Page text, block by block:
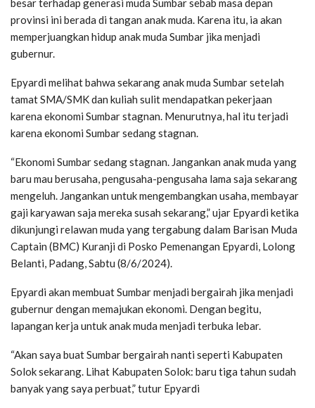
besar terhadap generasi muda Sumbar sebab masa depan
provinsi ini berada di tangan anak muda. Karena itu, ia akan
memperjuangkan hidup anak muda Sumbar jika menjadi
gubernur.
Epyardi melihat bahwa sekarang anak muda Sumbar setelah
tamat SMA/SMK dan kuliah sulit mendapatkan pekerjaan
karena ekonomi Sumbar stagnan. Menurutnya, hal itu terjadi
karena ekonomi Sumbar sedang stagnan.
“Ekonomi Sumbar sedang stagnan. Jangankan anak muda yang
baru mau berusaha, pengusaha-pengusaha lama saja sekarang
mengeluh. Jangankan untuk mengembangkan usaha, membayar
gaji karyawan saja mereka susah sekarang,” ujar Epyardi ketika
dikunjungi relawan muda yang tergabung dalam Barisan Muda
Captain (BMC) Kuranji di Posko Pemenangan Epyardi, Lolong
Belanti, Padang, Sabtu (8/6/2024).
Epyardi akan membuat Sumbar menjadi bergairah jika menjadi
gubernur dengan memajukan ekonomi. Dengan begitu,
lapangan kerja untuk anak muda menjadi terbuka lebar.
“Akan saya buat Sumbar bergairah nanti seperti Kabupaten
Solok sekarang. Lihat Kabupaten Solok: baru tiga tahun sudah
banyak yang saya perbuat,” tutur Epyardi